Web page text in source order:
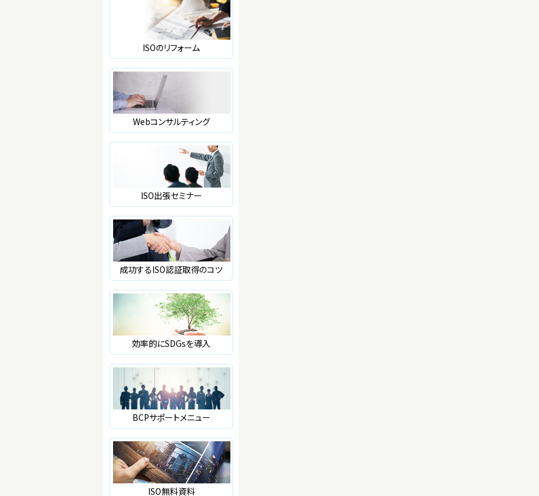
ISOのリフォーム
Webコンサルティング
ISO出張セミナー
成功するISO認証取得のコツ
効率的にSDGsを導入
BCPサポートメニュー
ISO無料資料